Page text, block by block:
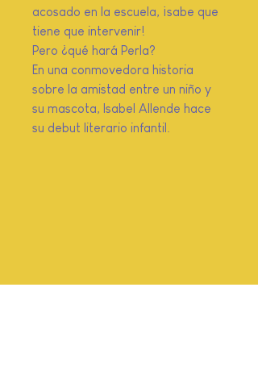
acosado en la escuela, ¡sabe que
tiene que intervenir!
Pero ¿qué hará Perla?
En una conmovedora historia
sobre la amistad entre un niño y
su mascota, Isabel Allende hace
su debut literario infantil.